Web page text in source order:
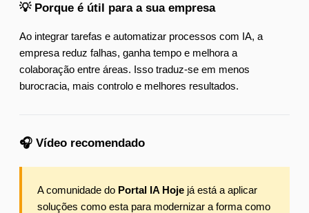
💡 Porque é útil para a sua empresa
Ao integrar tarefas e automatizar processos com IA, a
empresa reduz falhas, ganha tempo e melhora a
colaboração entre áreas. Isso traduz-se em menos
burocracia, mais controlo e melhores resultados.
🎧 Vídeo recomendado
A comunidade do Portal IA Hojejá está a aplicar
soluções como esta para modernizar a forma como